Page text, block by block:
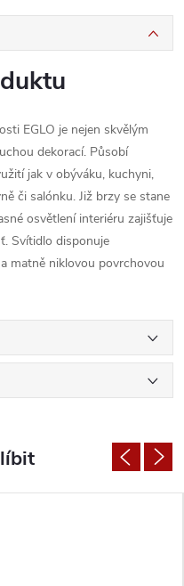
EGLO je nejen skvělým
dekorací. Působí
jak v obýváku, kuchyni,
či salónku. Již brzy se stane
osvětlení interiéru zajišťuje
Svítidlo disponuje
matně niklovou povrchovou